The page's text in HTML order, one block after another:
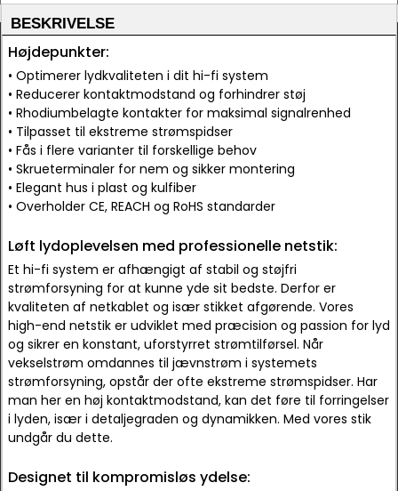
BESKRIVELSE
Højdepunkter:
• Optimerer lydkvaliteten i dit hi-fi system
• Reducerer kontaktmodstand og forhindrer støj
• Rhodiumbelagte kontakter for maksimal signalrenhed
• Tilpasset til ekstreme strømspidser
• Fås i flere varianter til forskellige behov
• Skrueterminaler for nem og sikker montering
• Elegant hus i plast og kulfiber
• Overholder CE, REACH og RoHS standarder
Løft lydoplevelsen med professionelle netstik:
Et hi-fi system er afhængigt af stabil og støjfri
strømforsyning for at kunne yde sit bedste. Derfor er
kvaliteten af netkablet og især stikket afgørende. Vores
high-end netstik er udviklet med præcision og passion for lyd
og sikrer en konstant, uforstyrret strømtilførsel. Når
vekselstrøm omdannes til jævnstrøm i systemets
strømforsyning, opstår der ofte ekstreme strømspidser. Har
man her en høj kontaktmodstand, kan det føre til forringelser
i lyden, især i detaljegraden og dynamikken. Med vores stik
undgår du dette.
Designet til kompromisløs ydelse: